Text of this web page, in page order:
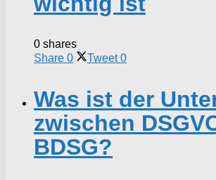
0 shares
Share 0 Tweet 0
Was ist der
zwischen
BDSG?